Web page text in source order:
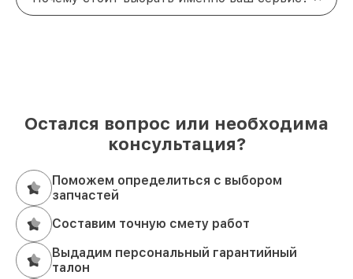
Остался вопрос или необходима
консультация?
Поможем определиться с выбором
запчастей
Составим точную смету работ
Выдадим персональный гарантийный
талон